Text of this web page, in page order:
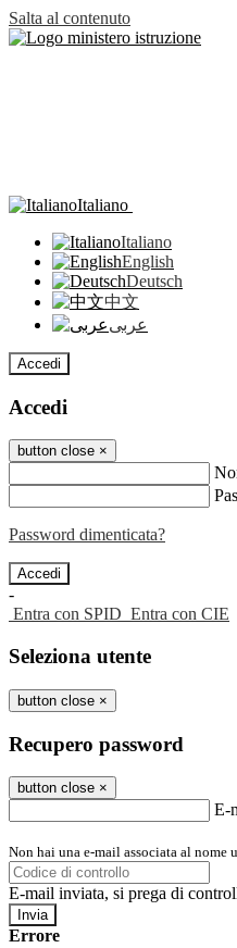
Salta al contenuto
Italiano
Italiano
English
Deutsch
中文
عربى
Accedi
Accedi
button close ×
Password dimenticata?
-
Entra con SPID Entra con CIE
Seleziona utente
button close ×
Recupero password
button close ×
E-
Non hai una e-mail associata al nome
E-mail inviata, si prega di
Errore